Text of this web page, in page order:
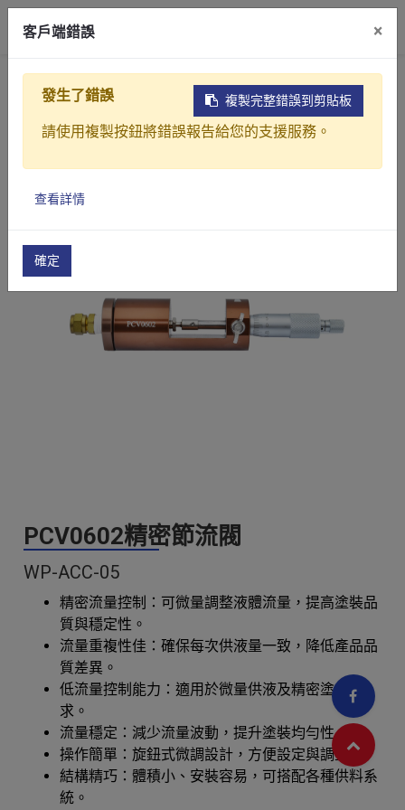
首頁 產品介紹 噴塗設備周邊產品 其他
PCV0602精密節流閥
WP-ACC-05
精密流量控制：可微量調整液體流量，提高塗裝品
質與穩定性。
流量重複性佳：確保每次供液量一致，降低產品品
質差異。
低流量控制能力：適用於微量供液及精密塗佈需
求。
流量穩定：減少流量波動，提升塗裝均勻性。
操作簡單：旋鈕式微調設計，方便設定與調整。
結構精巧：體積小、安裝容易，可搭配各種供料系
統。
客戶端錯誤 ×
複製完整錯誤到剪貼板
發生了錯誤
請使用複製按鈕將錯誤報告給您的支援服務。
查看詳情
確定